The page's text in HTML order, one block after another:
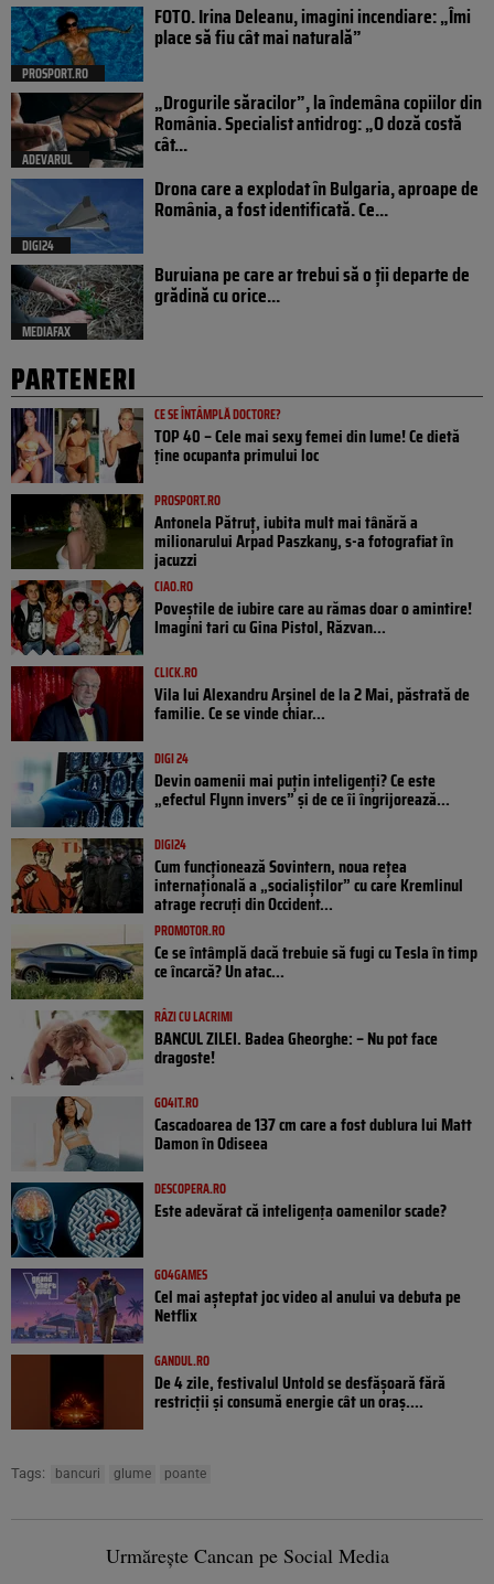
PROSPORT.RO
FOTO. Irina Deleanu, imagini incendiare: „Îmi
place să fiu cât mai naturală”
ADEVARUL
„Drogurile săracilor”, la îndemâna copiilor din
România. Specialist antidrog: „O doză costă
cât...
DIGI24
Drona care a explodat în Bulgaria, aproape de
România, a fost identificată. Ce...
MEDIAFAX
Buruiana pe care ar trebui să o ții departe de
grădină cu orice...
PARTENERI
CE SE ÎNTÂMPLĂ DOCTORE?
TOP 40 – Cele mai sexy femei din lume! Ce dietă
ține ocupanta primului loc
PROSPORT.RO
Antonela Pătruț, iubita mult mai tânără a
milionarului Arpad Paszkany, s-a fotografiat în
jacuzzi
CIAO.RO
Poveştile de iubire care au rămas doar o amintire!
Imagini tari cu Gina Pistol, Răzvan...
CLICK.RO
Vila lui Alexandru Arșinel de la 2 Mai, păstrată de
familie. Ce se vinde chiar...
DIGI 24
Devin oamenii mai puțin inteligenți? Ce este
„efectul Flynn invers” și de ce îi îngrijorează...
DIGI24
Cum funcționează Sovintern, noua rețea
internațională a „socialiștilor” cu care Kremlinul
atrage recruți din Occident...
PROMOTOR.RO
Ce se întâmplă dacă trebuie să fugi cu Tesla în timp
ce încarcă? Un atac...
RÂZI CU LACRIMI
BANCUL ZILEI. Badea Gheorghe: – Nu pot face
dragoste!
GO4IT.RO
Cascadoarea de 137 cm care a fost dublura lui Matt
Damon în Odiseea
DESCOPERA.RO
Este adevărat că inteligența oamenilor scade?
GO4GAMES
Cel mai așteptat joc video al anului va debuta pe
Netflix
GANDUL.RO
De 4 zile, festivalul Untold se desfășoară fără
restricții și consumă energie cât un oraș....
Tags: bancuri glume poante
Urmărește Cancan pe Social Media